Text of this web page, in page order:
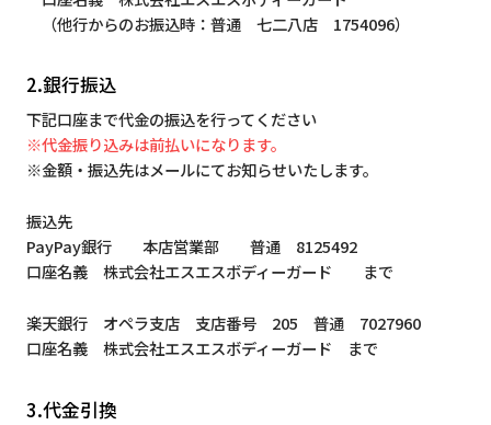
（他行からのお振込時：普通 七二八店 1754096）
2.銀行振込
下記口座まで代金の振込を行ってください
※代金振り込みは前払いになります。
※金額・振込先はメールにてお知らせいたします。
振込先
PayPay銀行 本店営業部 普通 8125492
口座名義 株式会社エスエスボディーガード まで
楽天銀行 オペラ支店 支店番号 205 普通 7027960
口座名義 株式会社エスエスボディーガード まで
3.代金引換